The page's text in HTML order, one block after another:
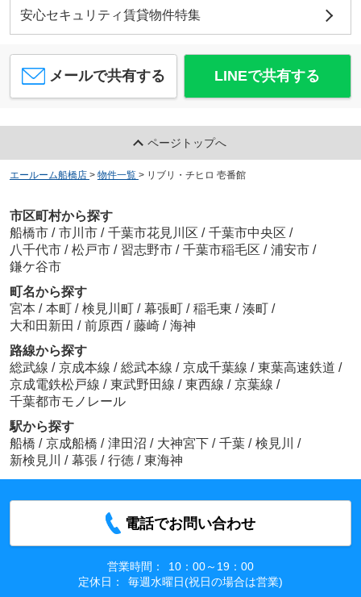
安心セキュリティ賃貸物件特集
メールで共有する LINEで共有する
ページトップへ
エールーム船橋店 > 物件一覧 > リブリ・チヒロ 壱番館
市区町村から探す
船橋市 / 市川市 / 千葉市花見川区 / 千葉市中央区 /
八千代市 / 松戸市 / 習志野市 / 千葉市稲毛区 / 浦安市 /
鎌ケ谷市
町名から探す
宮本 / 本町 / 検見川町 / 幕張町 / 稲毛東 / 湊町 /
大和田新田 / 前原西 / 藤崎 / 海神
路線から探す
総武線 / 京成本線 / 総武本線 / 京成千葉線 / 東葉高速鉄道 /
京成電鉄松戸線 / 東武野田線 / 東西線 / 京葉線 /
千葉都市モノレール
駅から探す
船橋 / 京成船橋 / 津田沼 / 大神宮下 / 千葉 / 検見川
/
新検見川
/ 幕張 / 行徳 / 東海神
電話でお問い合わせ
営業時間：
10：00～19：00
定休日：
毎週水曜日(祝日の場合は営業)